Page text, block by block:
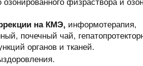
физраствора и
на КМЭ, информотерапия,
почечный чай,
органов и тканей.